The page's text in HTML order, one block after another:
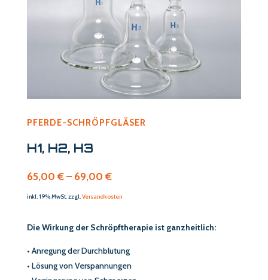
PFERDE-SCHRÖPFGLÄSER
H1, H2, H3
65,00 € – 69,00 €
inkl. 19% MwSt. zzgl.Versandkosten
Die Wirkung der Schröpftherapie ist ganzheitlich:
• Anregung der Durchblutung
• Lösung von Verspannungen